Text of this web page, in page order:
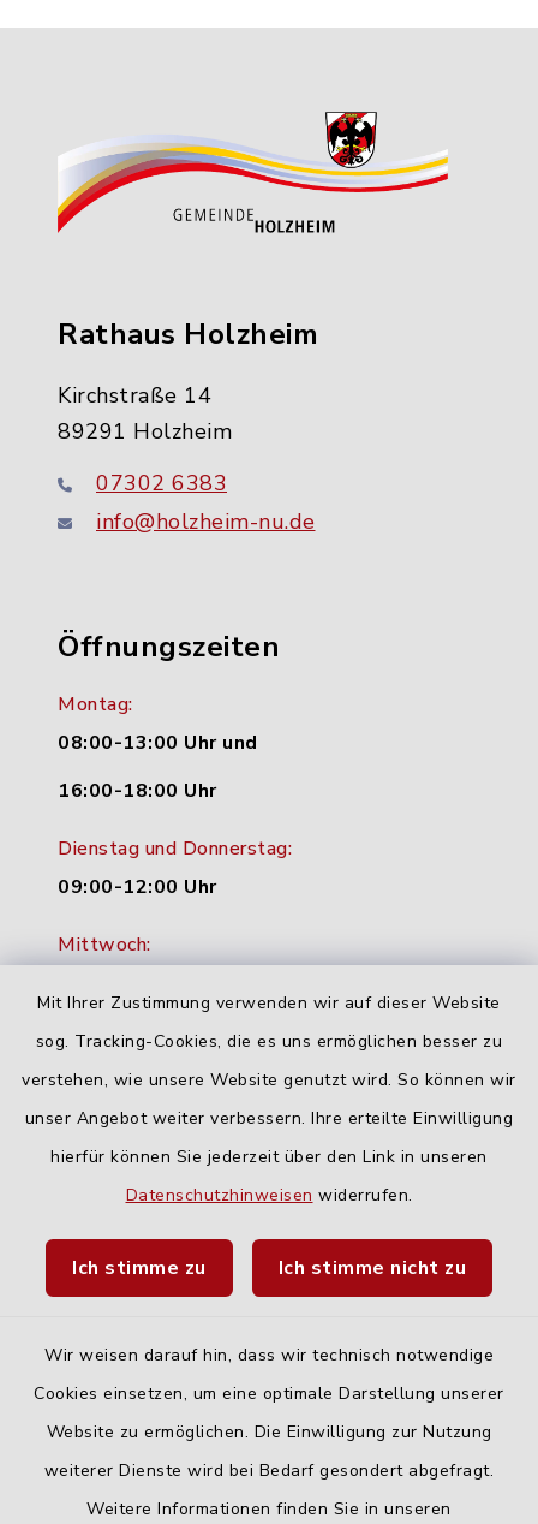
Mit Ihrer Zustimmung verwenden wir auf dieser Website
sog. Tracking-Cookies, die es uns ermöglichen besser zu
verstehen, wie unsere Website genutzt wird. So können wir
unser Angebot weiter verbessern. Ihre erteilte Einwilligung
hierfür können Sie jederzeit über den Link in unseren
Datenschutzhinweisen widerrufen.
Ich stimme zu Ich stimme nicht zu
Wir weisen darauf hin, dass wir technisch notwendige
Cookies einsetzen, um eine optimale Darstellung unserer
Website zu ermöglichen. Die Einwilligung zur Nutzung
weiterer Dienste wird bei Bedarf gesondert abgefragt.
Weitere Informationen finden Sie in unseren
Rathaus Holzheim
Kirchstraße 14
89291 Holzheim
07302 6383
info@holzheim-nu.de
Öffnungszeiten
Montag:
08:00-13:00 Uhr und
16:00-18:00 Uhr
Dienstag und Donnerstag:
09:00-12:00 Uhr
Mittwoch:
Freitag:
geschlossen
Quicklinks
Fahrplanauskunft DING
Barrierefreiheit